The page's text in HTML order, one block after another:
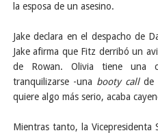
la esposa de un asesino.
Jake declara en el despacho de
Jake afirma que Fitz derribó un
de Rowan. Olivia tiene una
tranquilizarse -una booty callde
quiere algo más serio, acaba
Mientras tanto, la Vicepresidenta